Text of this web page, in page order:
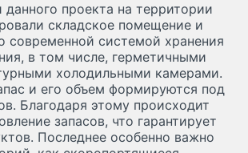
проекта на территории
складское помещение и
современной системой хранения
в том числе, герметичными
холодильными камерами.
и его объем формируются под
Благодаря этому происходит
запасов, что гарантирует
Последнее особенно важно